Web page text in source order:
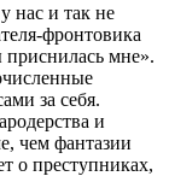
нас и так не
фронтовика
мне».
за себя.
и
чем фантазии
о преступниках,